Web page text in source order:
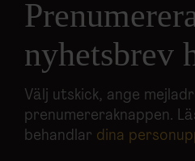
nyhetsbrev
Välj utskick, ange
prenumereraknappen.
behandlar dina